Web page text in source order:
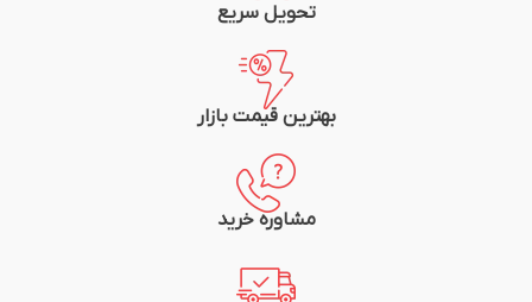
تحویل سریع
بهترین قیمت بازار
مشاوره خرید